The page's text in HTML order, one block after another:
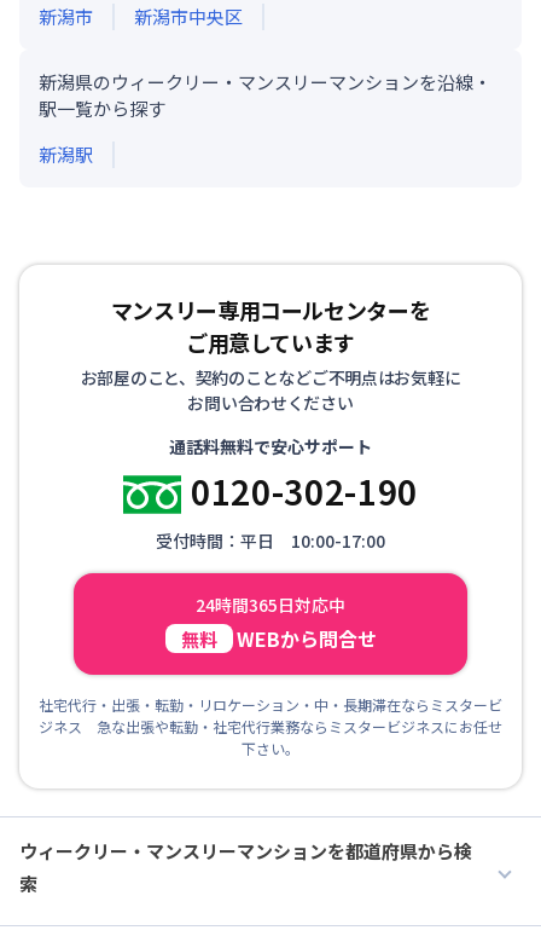
新潟市
新潟市中央区
新潟県のウィークリー・マンスリーマンションを沿線・
駅一覧から探す
新潟駅
マンスリー専用コールセンターを
ご用意しています
お部屋のこと、契約のことなどご不明点はお気軽に
お問い合わせください
通話料無料で安心サポート
0120-302-190
受付時間：平日 10:00-17:00
24時間365日対応中
無料 WEBから問合せ
社宅代行・出張・転勤・リロケーション・中・長期滞在ならミスタービ
ジネス 急な出張や転勤・社宅代行業務ならミスタービジネスにお任せ
下さい。
ウィークリー・マンスリーマンションを都道府県から検
索